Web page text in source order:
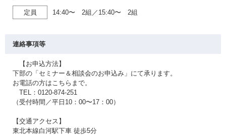
定員 14:40〜 2組／15:40〜 2組
連絡事項等
【お申込方法】
下部の「セミナー＆相談会のお申込み」にて承ります。
お電話の方はこちらまで。
TEL：0120-874-251
（受付時間／平日10：00〜17：00）
【交通アクセス】
東北本線白河駅下車 徒歩5分